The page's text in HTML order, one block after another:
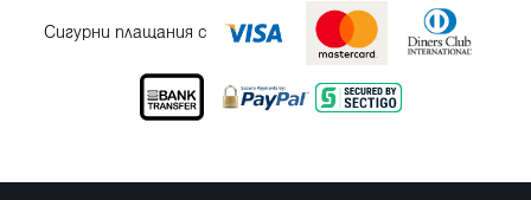
Сигурни плащания с